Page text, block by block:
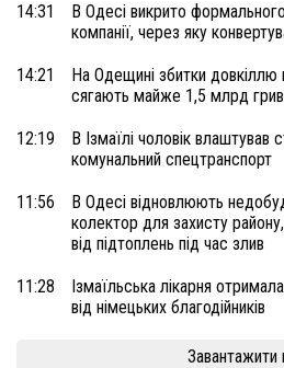
14:31
В Одесі викрито
компанії, через яку
14:21
На Одещині збитки
сягають майже 1,5 млрд
12:19
В Ізмаїлі чоловік влаштував
комунальний спецтранспорт
11:56
В Одесі відновлюють
колектор для захисту
від підтоплень під час злив
11:28
Ізмаїльська лікарня
від німецьких благодійників